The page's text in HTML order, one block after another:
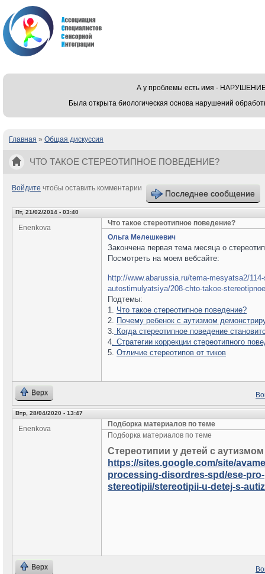
А у проблемы есть имя -
Была открыта биологическая основа нарушений
Вы здесь
Главная » Общая дискуссия
ЧТО ТАКОЕ СТЕРЕОТИПНОЕ ПОВЕДЕНИЕ?
Войдите чтобы оставить комментарии
Последнее сообщение
Пт, 21/02/2014 - 03:40
Enenkova
Что такое стереотипное поведение?
Ольга Мелешкевич
Закончена первая тема месяца о
Посмотреть на моем вебсайте:
http://www.abarussia.ru/tema-mesyatsa2/
autostimulyatsiya/208-chto-takoe-
Подтемы:
1. Что такое стереотипное поведение?
2. Почему ребенок с аутизмом
3. Когда стереотипное поведение
4. Стратегии коррекции стереотипного
5. Отличие стереотипов от тиков
Верх
Втр, 28/04/2020 - 13:47
Enenkova
Подборка материалов по теме
Подборка материалов по теме
Стереотипии у детей с
https://sites.google.com/site/
processing-disordres-spd/ese-
stereotipii/stereotipii-u-detej-s-
Верх